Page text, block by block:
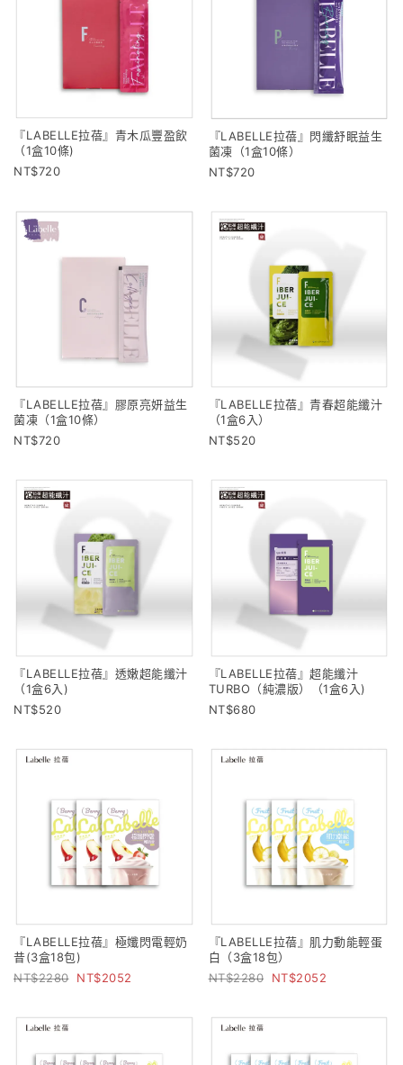
『LABELLE拉蓓』青木瓜豐盈飲
（1盒10條)
720
『LABELLE拉蓓』閃纖舒眠益生
菌凍（1盒10條）
720
『LABELLE拉蓓』膠原亮妍益生
菌凍（1盒10條）
720
『LABELLE拉蓓』青春超能纖汁
（1盒6入）
520
『LABELLE拉蓓』透嫩超能纖汁
（1盒6入)
520
『LABELLE拉蓓』超能纖汁
TURBO（純濃版）（1盒6入)
680
『LABELLE拉蓓』極孅閃電輕奶
昔(3盒18包)
2280
2052
『LABELLE拉蓓』肌力動能輕蛋
白（3盒18包）
2280
2052